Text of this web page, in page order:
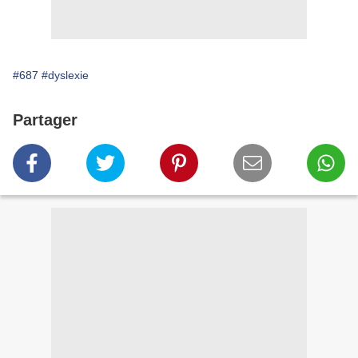
#687 #dyslexie
Partager